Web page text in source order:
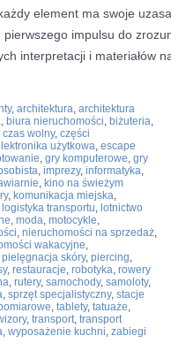
element ma swoje
impulsu do
interpretacji i materiałów
, architektura, architektura
, biura nieruchomości, biżuteria,
czas wolny, części
użytkowa, escape
, gry komputerowe, gry
, imprezy, informatyka,
, kino na świeżym
, komunikacja miejska,
logistyka transportu, lotnictwo
, moda, motocykle,
, nieruchomości na sprzedaż,
wakacyjne,
pielęgnacja skóry, piercing,
, restauracje, robotyka, rowery
, rutery, samochody, samoloty,
, sprzęt specjalistyczny, stacje
, tablety, tatuaże,
, transport, transport
, wyposażenie kuchni, zabiegi